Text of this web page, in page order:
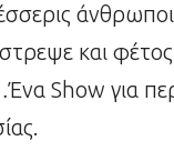
και
Show για